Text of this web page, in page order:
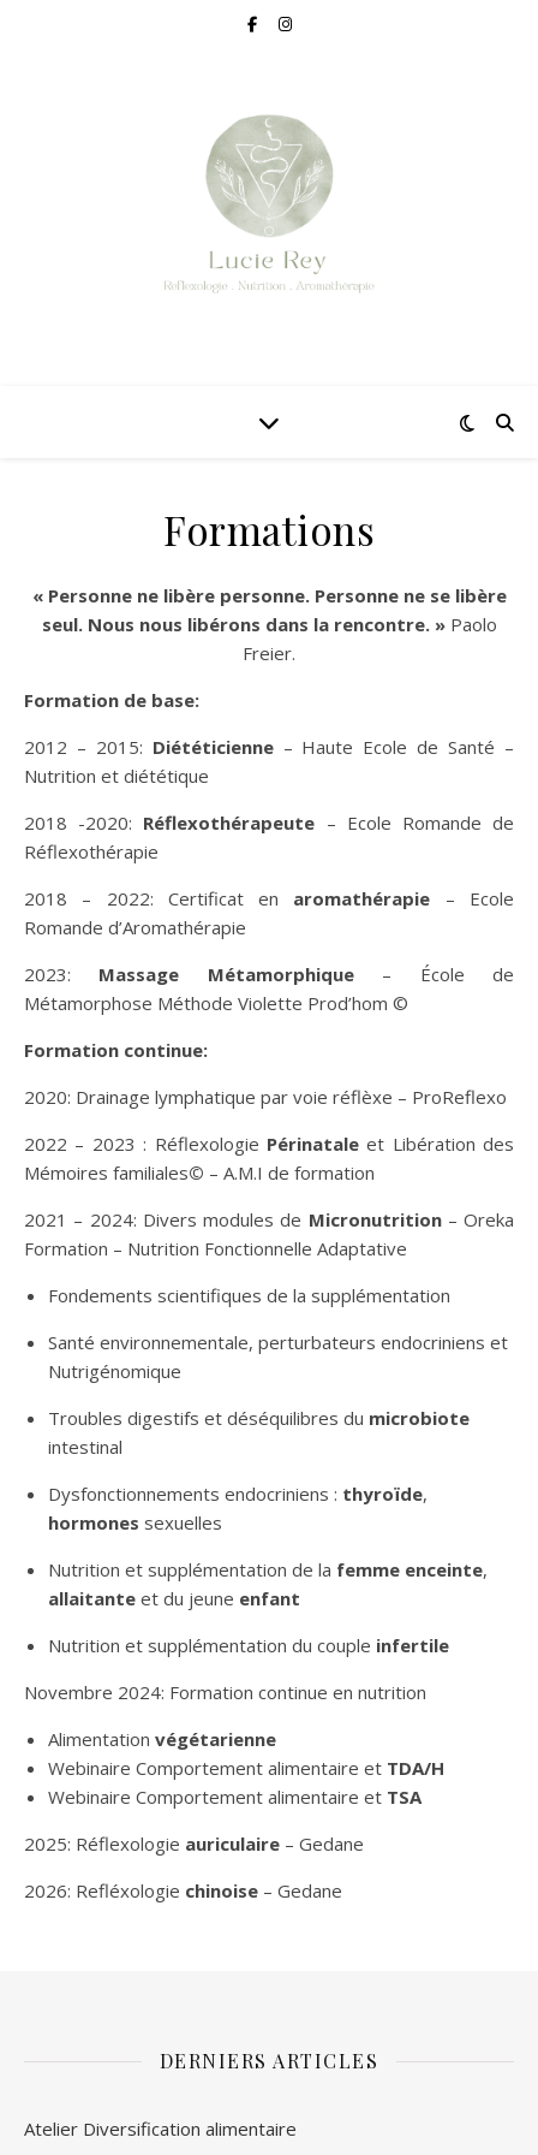
Formations
« Personne ne libère personne. Personne ne se libère
seul. Nous nous libérons dans la rencontre. »Paolo
Freier.
Formation de base:
2012 – 2015: Diététicienne – Haute Ecole de Santé –
Nutrition et diététique
2018 -2020: Réflexothérapeute – Ecole Romande de
Réflexothérapie
2018 – 2022: Certificat en aromathérapie – Ecole
Romande d’Aromathérapie
2023: Massage Métamorphique– École de
Métamorphose Méthode Violette Prod’hom ©
Formation continue:
2020: Drainage lymphatique par voie réflèxe – ProReflexo
2022 – 2023 : Réflexologie Périnataleet Libération des
Mémoires familiales© – A.M.I de formation
2021 – 2024: Divers modules de Micronutrition – Oreka
Formation – Nutrition Fonctionnelle Adaptative
Fondements scientifiques de la supplémentation
Santé environnementale, perturbateurs endocriniens et
Nutrigénomique
Troubles digestifs et déséquilibres du microbiote
intestinal
Dysfonctionnements endocriniens : thyroïde,
hormones sexuelles
Nutrition et supplémentation de la femme enceinte,
allaitante et du jeune enfant
Nutrition et supplémentation du couple infertile
Novembre 2024: Formation continue en nutrition
Alimentation végétarienne
Webinaire Comportement alimentaire et TDA/H
Webinaire Comportement alimentaire et TSA
2025: Réflexologie auriculaire – Gedane
2026: Refléxologie chinoise – Gedane
DERNIERS ARTICLES
Atelier Diversification alimentaire